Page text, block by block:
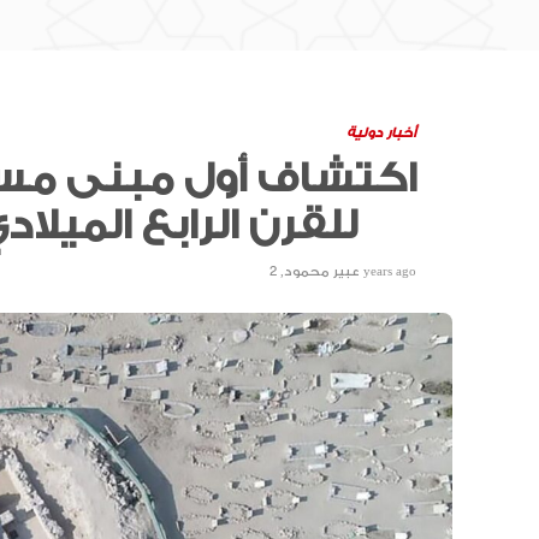
أخبار دولية
اكتشاف أول مبنى
للقرن الرابع الميلادي
عبير محمود, 2 years ago